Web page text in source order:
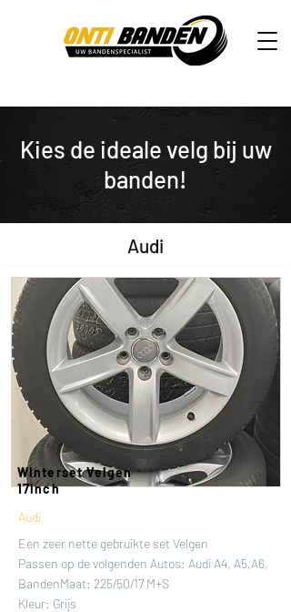
Kies de ideale velg bij uw
banden!
Audi
Winterset Velgen
17inch
Audi
Een zeer nette gebruikte set Velgen
Passen op de volgenden Autos: Audi A4, A5,A6,
BandenMaat: 225/50/17 M+S
Kleur: Grijs